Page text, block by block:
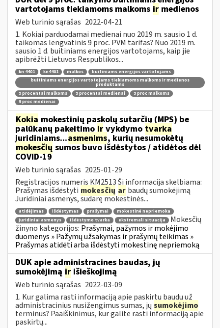
vartotojams tiekiamoms malkoms ir medienos
Web turinio sąrašas 2022-04-21
1. Kokiai parduodamai medienai nuo 2019 m. sausio 1 d.
taikomas lengvatinis 9 proc. PVM tarifas? Nuo 2019 m.
sausio 1 d. buitiniams energijos vartotojams, kaip jie
apibrėžti Lietuvos Respublikos...
kn 4401 kn4401 malkos
buitiniams energijos vartotojams
buitiniams energijos vartotojams tiekiamoms malkoms ir medienos
produktams
9 procentai malkoms
9 procentai medienai
9 proc malkoms
9 proc medienai
Kokia mokestinių paskolų sutarčių (MPS) be
palūkanų pakeitimo ir vykdymo tvarka
juridiniams...asmenims, kurių nesumokėtų
mokesčių sumos buvo išdėstytos / atidėtos dėl
COVID-19
Web turinio sąrašas 2025-01-29
Registracijos numeris KM2513 Ši informacija skelbiama:
Prašymas išdėstyti mokesčių ar baudų sumokėjimą
Juridiniai asmenys, sudarę mokestinės...
atidėjimas išdėstymas prašymai
mokestinė nepriemoka
juridiniai asmenys
išdėstymo tvarka ekstremali situacija
Mokesčių
žinyno kategorijos: Prašymai, pažymos ir mokėjimo
duomenys » Pažymų užsakymas ir prašymų teikimas »
Prašymas atidėti arba išdėstyti mokestinę nepriemoką
DUK apie administracines baudas, jų
sumokėjimą ir išieškojimą
Web turinio sąrašas 2022-03-09
1. Kur galima rasti informaciją apie paskirtų baudų už
administracinius nusižengimus sumas, jų sumokėjimo
terminus? Paaiškinimus, kur galite rasti informaciją apie
paskirtų...